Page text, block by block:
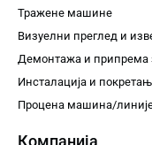
Тражене машине
Визуелни преглед и
Демонтажа и припрема
Инсталација и
Процена машина/
Компанија